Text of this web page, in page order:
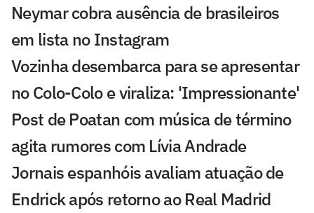
Neymar cobra ausência de brasileiros
em lista no Instagram
Vozinha desembarca para se apresentar
no Colo-Colo e viraliza: 'Impressionante'
Post de Poatan com música de término
agita rumores com Lívia Andrade
Jornais espanhóis avaliam atuação de
Endrick após retorno ao Real Madrid